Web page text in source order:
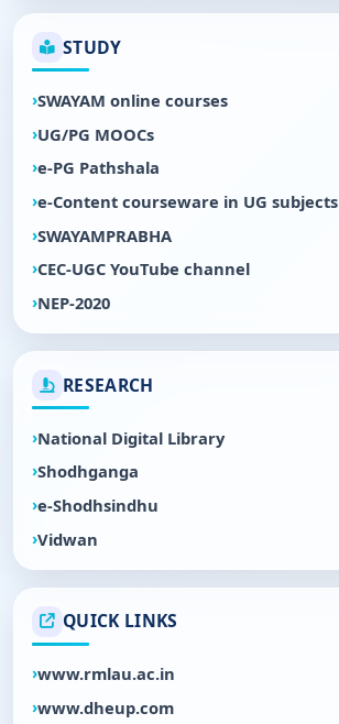
STUDY
SWAYAM online courses
UG/PG MOOCs
e-PG Pathshala
e-Content courseware in UG subjects
SWAYAMPRABHA
CEC-UGC YouTube channel
NEP-2020
RESEARCH
National Digital Library
Shodhganga
e-Shodhsindhu
Vidwan
QUICK LINKS
www.rmlau.ac.in
www.dheup.com